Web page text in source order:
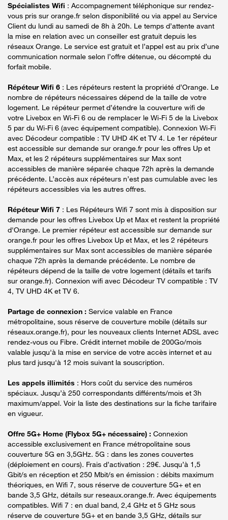
Spécialistes Wifi : Accompagnement téléphonique sur rendez-
vous pris sur orange.fr selon disponibilité ou via appel au Service
Client du lundi au samedi de 8h à 20h. Le temps d’attente avant
la mise en relation avec un conseiller est gratuit depuis les
réseaux Orange. Le service est gratuit et l’appel est au prix d’une
communication normale selon l’offre détenue, ou décompté du
forfait mobile.
Répéteur Wifi 6 : Les répéteurs restent la propriété d’Orange. Le
nombre de répéteurs nécessaires dépend de la taille de votre
logement. Le répéteur permet d’étendre la couverture wifi de
votre Livebox en Wi-Fi 6 ou de remplacer le Wi-Fi 5 de la Livebox
5 par du Wi-Fi 6 (avec équipement compatible). Connexion Wi-Fi
avec Décodeur compatible : TV UHD 4K et TV 4. Le 1er répéteur
est accessible sur demande sur orange.fr pour les offres Up et
Max, et les 2 répéteurs supplémentaires sur Max sont
accessibles de manière séparée chaque 72h après la demande
précédente. L’accès aux répéteurs n’est pas cumulable avec les
répéteurs accessibles via les autres offres.
Répéteur Wifi 7 : Les Répéteurs Wifi 7 sont mis à disposition sur
demande pour les offres Livebox Up et Max et restent la propriété
d'Orange. Le premier répéteur est accessible sur demande sur
orange.fr pour les offres Livebox Up et Max, et les 2 répéteurs
supplémentaires sur Max sont accessibles de manière séparée
chaque 72h après la demande précédente. Le nombre de
répéteurs dépend de la taille de votre logement (détails et tarifs
sur orange.fr). Connexion wifi avec Décodeur TV compatible : TV
4, TV UHD 4K et TV 6.
Partage de connexion : Service valable en France
métropolitaine, sous réserve de couverture mobile (détails sur
réseaux.orange.fr), pour les nouveaux clients Internet ADSL avec
rendez-vous ou Fibre. Crédit internet mobile de 200Go/mois
valable jusqu'à la mise en service de votre accès internet et au
plus tard jusqu'à 12 mois suivant la souscription.
Les appels illimités : Hors coût du service des numéros
spéciaux. Jusqu’à 250 correspondants différents/mois et 3h
maximum/appel. Voir la liste des destinations sur la fiche tarifaire
en vigueur.
Offre 5G+ Home (Flybox 5G+ nécessaire) : Connexion
accessible exclusivement en France métropolitaine sous
couverture 5G en 3,5GHz. 5G : dans les zones couvertes
(déploiement en cours). Frais d’activation : 29€. Jusqu’à 1,5
Gbit/s en réception et 250 Mbit/s en émission : débits maximum
théoriques, en Wifi 7, sous réserve de couverture 5G+ et en
bande 3,5 GHz, détails sur reseaux.orange.fr. Avec équipements
compatibles. Wifi 7 : en dual band, 2,4 GHz et 5 GHz sous
réserve de couverture 5G+ et en bande 3,5 GHz, détails sur